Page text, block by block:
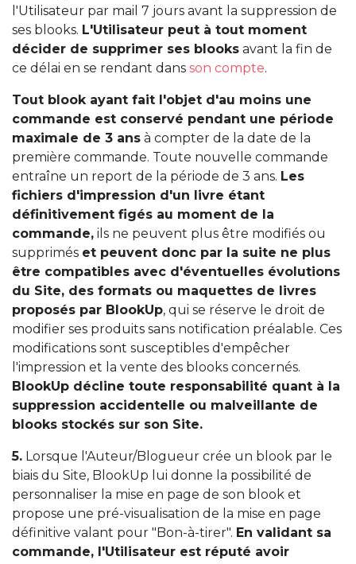
l'Utilisateur par mail 7 jours avant la suppression de
ses blooks. L'Utilisateur peut à tout moment
décider de supprimer ses blooks avant la fin de
ce délai en se rendant dans son compte.
Tout blook ayant fait l'objet d'au moins une
commande est conservé pendant une période
maximale de 3 ans à compter de la date de la
première commande. Toute nouvelle commande
entraîne un report de la période de 3 ans. Les
fichiers d'impression d'un livre étant
définitivement figés au moment de la
commande, ils ne peuvent plus être modifiés ou
supprimés et peuvent donc par la suite ne plus
être compatibles avec d'éventuelles évolutions
du Site, des formats ou maquettes de livres
proposés par BlookUp, qui se réserve le droit de
modifier ses produits sans notification préalable. Ces
modifications sont susceptibles d'empêcher
l'impression et la vente des blooks concernés.
BlookUp décline toute responsabilité quant à la
suppression accidentelle ou malveillante de
blooks stockés sur son Site.
5. Lorsque l'Auteur/Blogueur crée un blook par le
biais du Site, BlookUp lui donne la possibilité de
personnaliser la mise en page de son blook et
propose une pré-visualisation de la mise en page
définitive valant pour "Bon-à-tirer". En validant sa
commande, l'Utilisateur est réputé avoir